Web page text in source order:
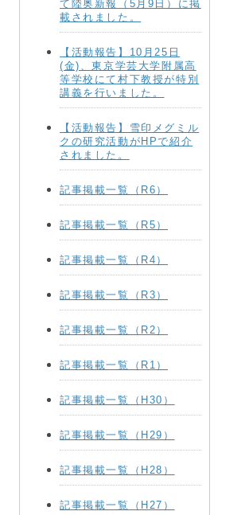
て陸奥新報（5月9日）に掲
載されました。
【活動報告】10月25日
(金)、東京学芸大学附属高
等学校にて村下教授が特別
講義を行いました。
【活動報告】雪印メグミル
クの研究活動がHPで紹介
されました。
記事掲載一覧（R6）
記事掲載一覧（R5）
記事掲載一覧（R4）
記事掲載一覧（R3）
記事掲載一覧（R2）
記事掲載一覧（R1）
記事掲載一覧（H30）
記事掲載一覧（H29）
記事掲載一覧（H28）
記事掲載一覧（H27）